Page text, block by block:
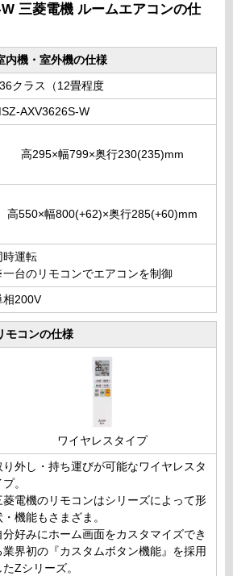
三菱電機 ルームエアコンの仕
内機・室外機の仕様
クラス（12畳程度
AXV3626S-W
高295×幅799×奥行230(235)mm
高550×幅800(+62)×奥行285(+60)mm
時運転
台のリモコンでエアコンを制御
相200V
モコンの仕様
ワイヤレスタイプ
り外し・持ち運びが可能なワイヤレスタ
。
菱電機のリモコンはシリーズによって形
・機能もさまざま。
分好みにホーム画面をカスタマイズでき
業界初の『カスタムボタン機能』を採用
たZシリーズ。